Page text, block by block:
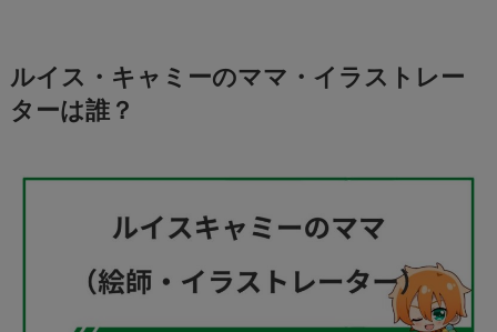
ルイス・キャミーのママ・イラストレー
ターは誰？